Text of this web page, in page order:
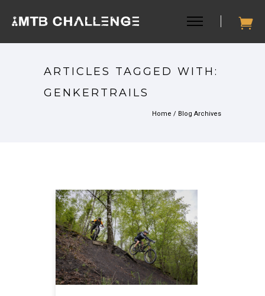
ARTICLES TAGGED WITH:
GENKERTRAILS
Home / Blog Archives